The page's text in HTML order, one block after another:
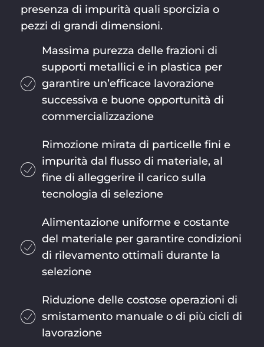
presenza di impurità quali sporcizia o
pezzi di grandi dimensioni.
Massima purezza delle frazioni di
supporti metallici e in plastica per
garantire un’efficace lavorazione
successiva e buone opportunità di
commercializzazione
Rimozione mirata di particelle fini e
impurità dal flusso di materiale, al
fine di alleggerire il carico sulla
tecnologia di selezione
Alimentazione uniforme e costante
del materiale per garantire condizioni
di rilevamento ottimali durante la
selezione
Riduzione delle costose operazioni di
smistamento manuale o di più cicli di
lavorazione